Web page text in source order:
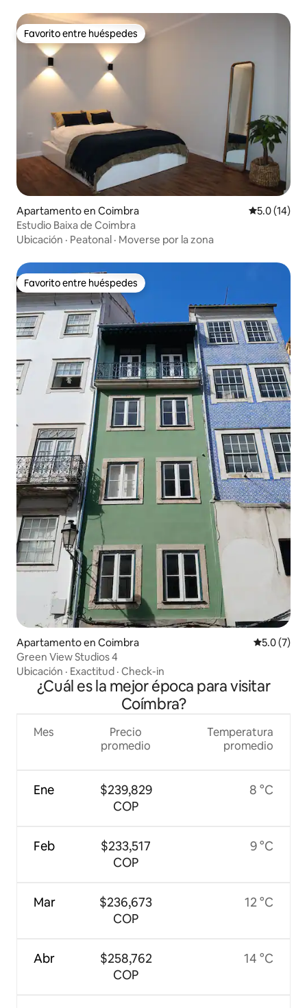
Favorito entre huéspedes
Favorito entre huéspedes
Apartamento en Coimbra Calificación
5.0 (14)
Estudio Baixa de Coimbra
Ubicación · Peatonal · Moverse por la zona
Favorito entre huéspedes
Favorito entre huéspedes
Apartamento en Coimbra
5.0 (7)
Green View Studios 4
Ubicación · Exactitud · Check-in
¿Cuál es la mejor época para visitar
Coímbra?
Mes
Ene
Feb
Mar
Abr
Precio
promedio
$239,829
COP
$233,517
COP
$236,673
COP
$258,762
COP
Temperatura
promedio
8 °C
9 °C
12 °C
14 °C